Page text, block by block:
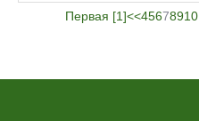
Первая [1]<<45678910